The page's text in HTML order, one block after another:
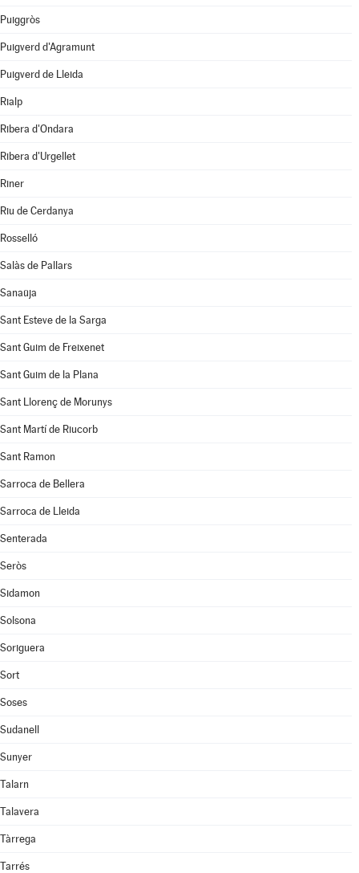
Puiggròs
Puigverd d'Agramunt
Puigverd de Lleida
Rialp
Ribera d'Ondara
Ribera d'Urgellet
Riner
Riu de Cerdanya
Rosselló
Salàs de Pallars
Sanaüja
Sant Esteve de la Sarga
Sant Guim de Freixenet
Sant Guim de la Plana
Sant Llorenç de Morunys
Sant Martí de Riucorb
Sant Ramon
Sarroca de Bellera
Sarroca de Lleida
Senterada
Seròs
Sidamon
Solsona
Soriguera
Sort
Soses
Sudanell
Sunyer
Talarn
Talavera
Tàrrega
Tarrés